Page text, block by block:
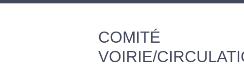
COMITÉ
VOIRIE/